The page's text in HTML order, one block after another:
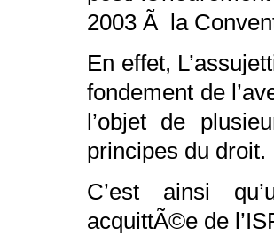
2003 Ã la
En effet,
fondement de
l’objet de
principes du droit.
C’est ainsi
acquittÃ©e de